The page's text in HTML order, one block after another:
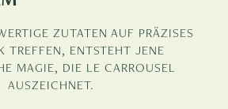
ZUTATEN AUF PRÄZISES
TREFFEN, ENTSTEHT JENE
MAGIE, DIE LE CARROUSEL
AUSZEICHNET.